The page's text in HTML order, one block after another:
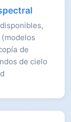
de
de cielo